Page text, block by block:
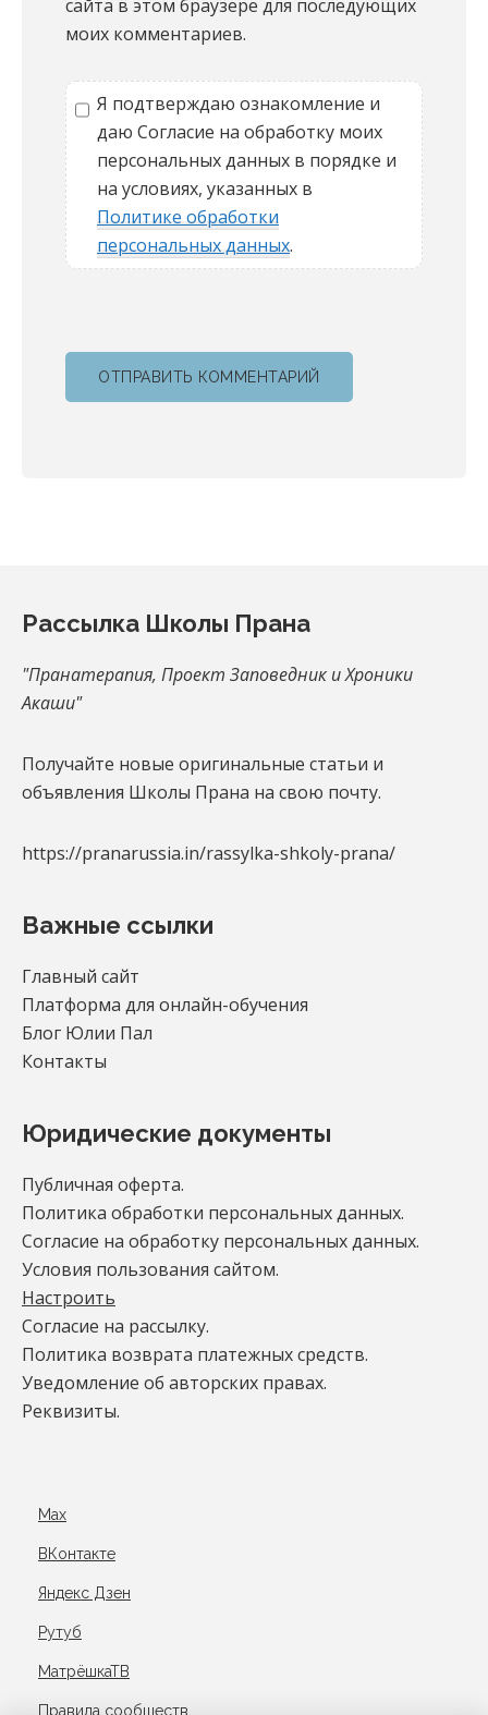
сайта в этом браузере для последующих
моих комментариев.
Я подтверждаю ознакомление и
даю Согласие на обработку моих
персональных данных в порядке и
на условиях, указанных в
Политике обработки
персональных данных.
Footer
Рассылка Школы Прана
"Пранатерапия, Проект Заповедник и Хроники
Акаши"
Получайте новые оригинальные статьи и
объявления Школы Прана на свою почту.
https://pranarussia.in/rassylka-shkoly-prana/
Важные ссылки
Главный сайт
Платформа для онлайн-обучения
Блог Юлии Пал
Контакты
Юридические документы
Публичная оферта.
Политика обработки персональных данных.
Согласие на обработку персональных данных.
Условия пользования сайтом.
Настроить
Согласие на рассылку.
Политика возврата платежных средств.
Уведомление об авторских правах.
Реквизиты.
Max
ВКонтакте
Яндекс Дзен
Рутуб
МатрёшкаТВ
Правила сообществ